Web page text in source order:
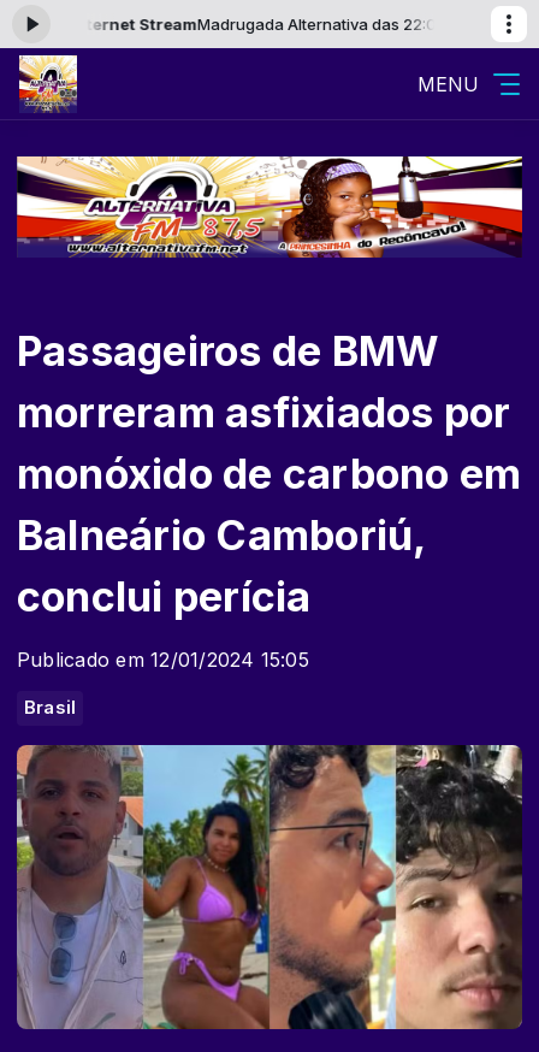
StreamMadrugada Alternativa das 22:00 às 06:00 -
MENU
Passageiros de BMW
morreram asfixiados por
monóxido de carbono em
Balneário Camboriú,
conclui perícia
Publicado em 12/01/2024 15:05
Brasil